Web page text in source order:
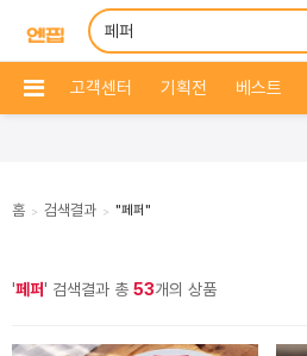
고객센터 기획전 베스트
홈 > 검색결과 > "페퍼"
'페퍼' 검색결과 총 53개의 상품